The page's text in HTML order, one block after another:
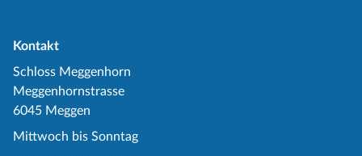
Kontakt
Schloss Meggenhorn
Meggenhornstrasse
6045 Meggen
Mittwoch bis Sonntag